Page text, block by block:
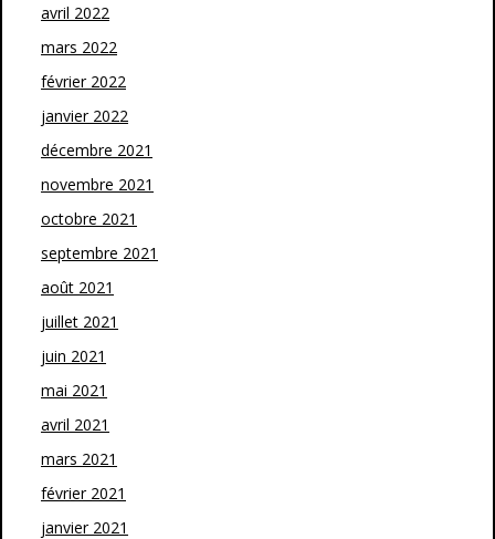
avril 2022
mars 2022
février 2022
janvier 2022
décembre 2021
novembre 2021
octobre 2021
septembre 2021
août 2021
juillet 2021
juin 2021
mai 2021
avril 2021
mars 2021
février 2021
janvier 2021